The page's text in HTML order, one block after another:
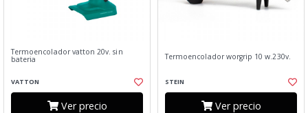
Termoencolador vatton 20v. sin
bateria
VATTON
Ver precio
Termoencolador worgrip 10 w.230v.
STEIN
Ver precio